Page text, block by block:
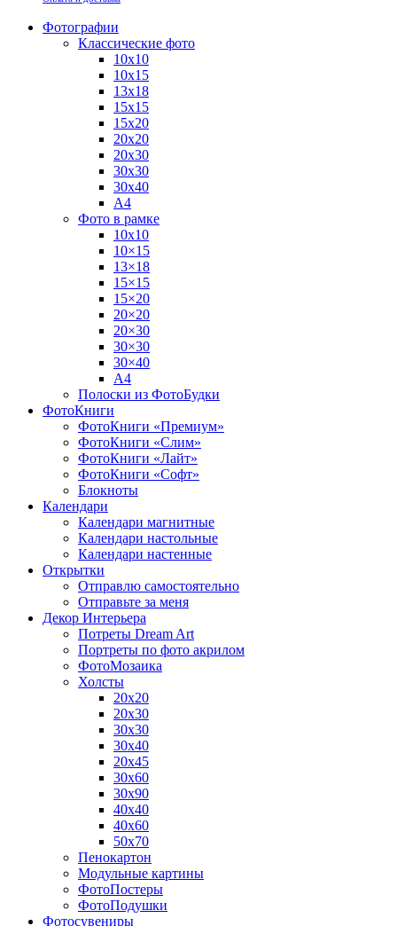
Фотографии
Классические фото
10х10
10х15
13х18
15х15
15х20
20х20
20х30
30х30
30х40
А4
Фото в рамке
10х10
10×15
13×18
15×15
15×20
20×20
20×30
30×30
30×40
A4
Полоски из ФотоБудки
ФотоКниги
ФотоКниги «Премиум»
ФотоКниги «Слим»
ФотоКниги «Лайт»
ФотоКниги «Софт»
Блокноты
Календари
Календари магнитные
Календари настольные
Календари настенные
Открытки
Отправлю самостоятельно
Отправьте за меня
Декор Интерьера
Потреты Dream Art
Портреты по фото акрилом
ФотоМозаика
Холсты
20х20
20х30
30х30
30х40
20х45
30х60
30х90
40х40
40х60
50х70
Пенокартон
Модульные картины
ФотоПостеры
ФотоПодушки
Фотоcувениры